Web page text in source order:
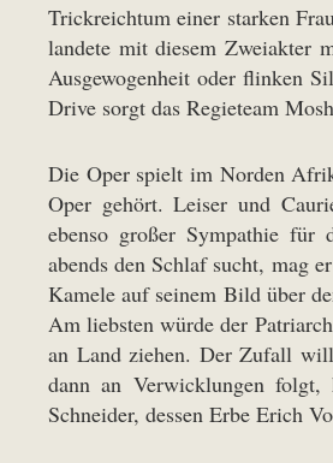
Trickreichtum einer starken
landete mit diesem Zweiakter
Ausgewogenheit oder flinken
Drive sorgt das Regieteam
Die Oper spielt im Norden
Oper gehört. Leiser und
ebenso großer Sympathie für
abends den Schlaf sucht, mag
Kamele auf seinem Bild über
Am liebsten würde der
an Land ziehen. Der Zufall
dann an Verwicklungen
Schneider, dessen Erbe Erich